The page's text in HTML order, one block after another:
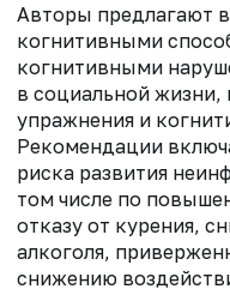
Авторы предлагают
когнитивными
когнитивными
в социальной жизни,
упражнения и
Рекомендации
риска развития
том числе по
отказу от курения,
алкоголя,
снижению